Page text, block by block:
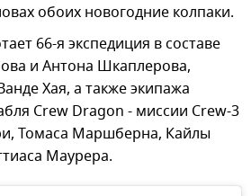
обоих новогодние колпаки.
66-я экспедиция в составе
и Антона Шкаплерова,
Хая, а также экипажа
Crew Dragon - миссии Crew-3
Томаса Маршберна, Кайлы
Маурера.